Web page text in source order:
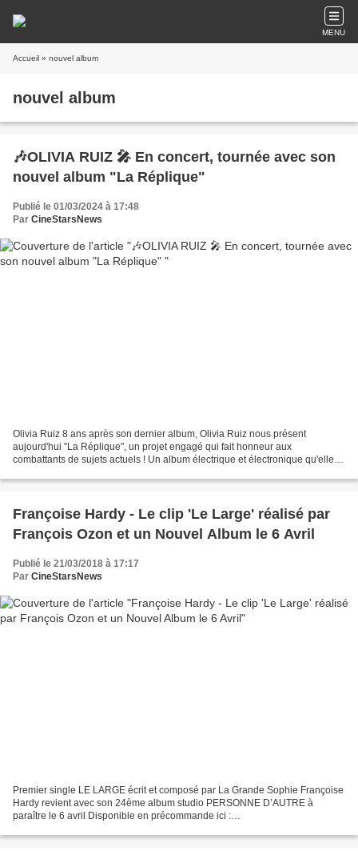
MENU
Accueil » nouvel album
nouvel album
🎶OLIVIA RUIZ 🎤 En concert, tournée avec son
nouvel album "La Réplique"
Publié le 01/03/2024 à 17:48
Par CineStarsNews
Olivia Ruiz 8 ans après son dernier album, Olivia Ruiz nous présent
aujourd'hui "La Réplique", un projet engagé qui fait honneur aux
combattants de sujets actuels ! Un album électrique et électronique qu'elle
Françoise Hardy - Le clip 'Le Large' réalisé par
François Ozon et un Nouvel Album le 6 Avril
Publié le 21/03/2018 à 17:17
Par CineStarsNews
Premier single LE LARGE écrit et composé par La Grande Sophie Françoise
Hardy revient avec son 24ème album studio PERSONNE D’AUTRE à
paraître le 6 avril Disponible en précommande ici :